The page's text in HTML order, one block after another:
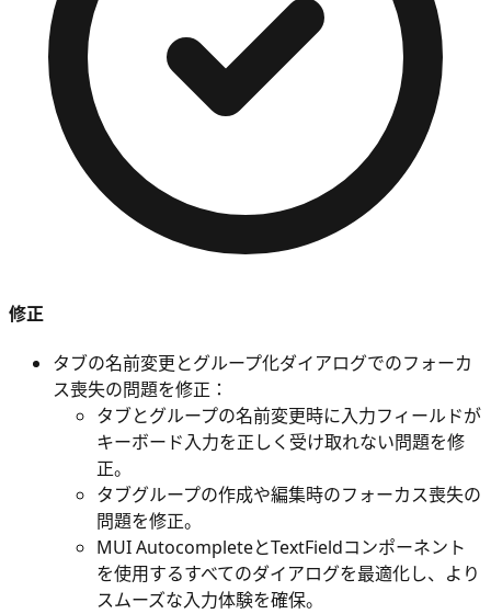
修正
タブの名前変更とグループ化ダイアログでのフォーカ
ス喪失の問題を修正：
タブとグループの名前変更時に入力フィールドが
キーボード入力を正しく受け取れない問題を修
正。
タブグループの作成や編集時のフォーカス喪失の
問題を修正。
MUI AutocompleteとTextFieldコンポーネント
を使用するすべてのダイアログを最適化し、より
スムーズな入力体験を確保。